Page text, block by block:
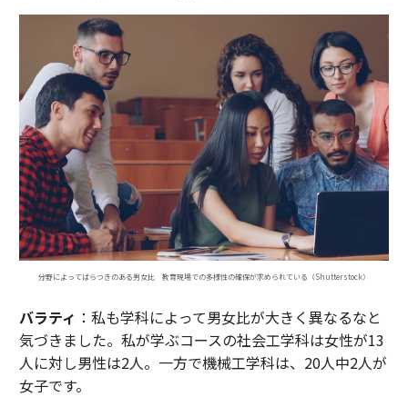
分野によってばらつきのある男女比 教育現場での多様性の確保が求められている（Shutterstock）
バラティ ：私も学科によって男女比が大きく異なるなと
気づきました。私が学ぶコースの社会工学科は女性が13
人に対し男性は2人。一方で機械工学科は、20人中2人が
女子です。